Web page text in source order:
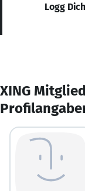
Logg
XING